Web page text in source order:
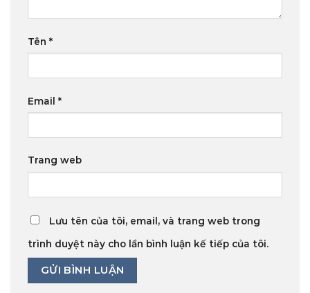
Tên *
Email *
Trang web
Lưu tên của tôi, email, và trang web trong
trình duyệt này cho lần bình luận kế tiếp của tôi.